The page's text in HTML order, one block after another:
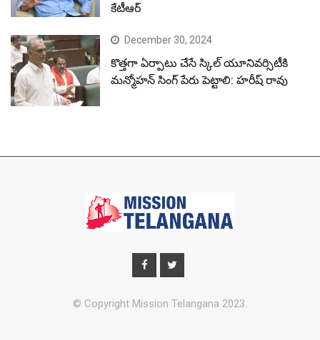
కేటీఆర్
December 30, 2024
కొత్తగా ఏర్పాటు చేసే స్కిల్ యూనివర్సిటీకి
మన్మోహన్ సింగ్ పేరు పెట్టాలి: హరీష్ రావు
© Copyright Mission Telangana 2023.